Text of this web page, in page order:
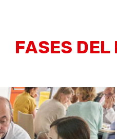
FASES DEL